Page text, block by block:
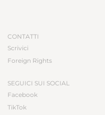
CONTATTI
Scrivici
Foreign Rights
SEGUICI SUI SOCIAL
Facebook
TikTok